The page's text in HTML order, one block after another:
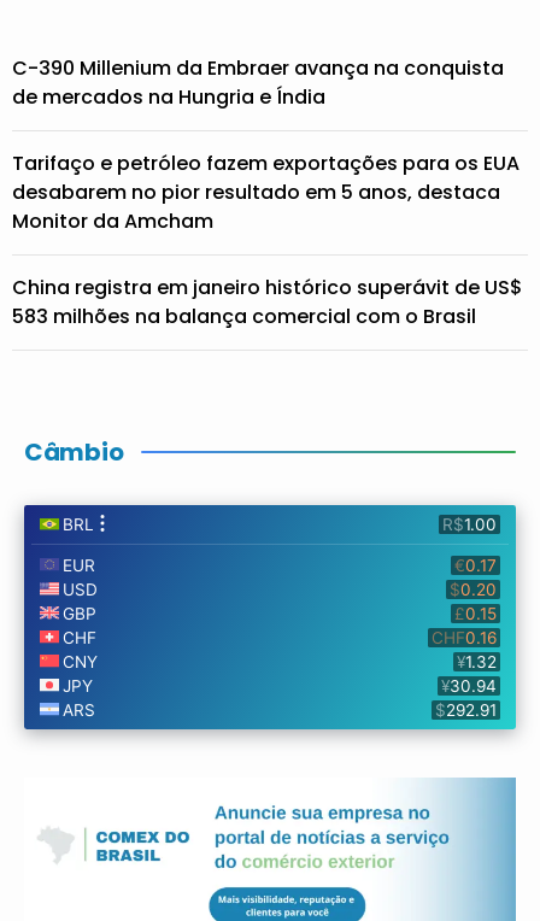
C-390 Millenium da Embraer avança na conquista
de mercados na Hungria e Índia
Tarifaço e petróleo fazem exportações para os EUA
desabarem no pior resultado em 5 anos, destaca
Monitor da Amcham
China registra em janeiro histórico superávit de US$
583 milhões na balança comercial com o Brasil
Câmbio